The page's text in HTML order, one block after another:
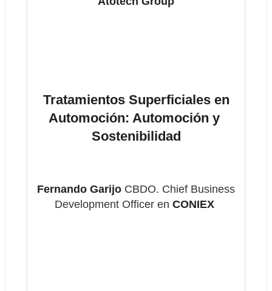
Tratamientos Superficiales en
Automoción: Automoción y
Sostenibilidad
Fernando Garijo CBDO. Chief Business
Development Officer en CONIEX